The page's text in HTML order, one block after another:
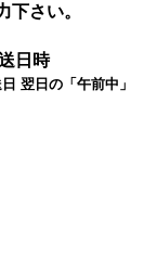
下さい。
日時
翌日の「午前中」